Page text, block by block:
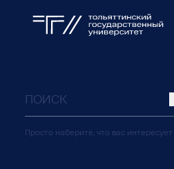
Просто наберите, что вас интересует